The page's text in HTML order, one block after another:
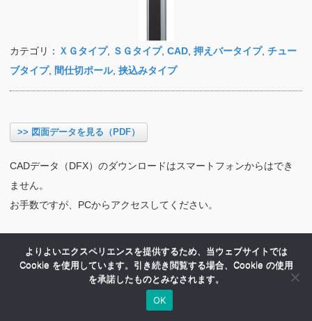
カテゴリ： ＸＧタイプ, ＳＧタイプ, CAD 押えバータイプ, チュー
ブタイプ, 間仕切ポール, 挟込みタイプ
>> 図面データを見る（PDF）
CADデータ（DFX）のダウンロードはスマートフォンからはでき
ません。
お手数ですが、PCからアクセスしてください。
よりよいエクスペリエンスを提供するため、当ウェブサイトでは
Cookie を使用しています。引き続き閲覧する場合、Cookie の使用
を承諾したものとみなされます。
OK